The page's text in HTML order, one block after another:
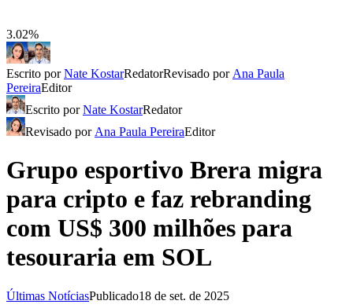
3.02%
Escrito porNate KostarRedatorRevisado por Ana Paula
PereiraEditor
Escrito porNate KostarRedator
Revisado por Ana Paula PereiraEditor
Grupo esportivo Brera migra
para cripto e faz rebranding
com US$ 300 milhões para
tesouraria em SOL
Últimas NotíciasPublicado18 de set. de 2025